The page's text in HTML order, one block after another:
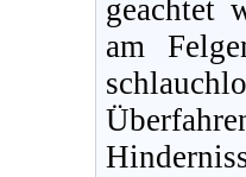
geachtet
am